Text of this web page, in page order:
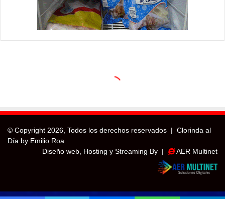
© Copyright 2026, Todos los derechos reservados | Clorinda al
Día by Emilio Roa
Diseño web, Hosting y Streaming By |
AER Multinet